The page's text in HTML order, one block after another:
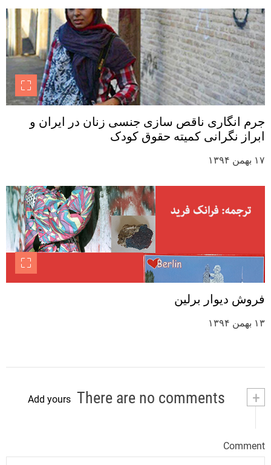
جرم انگاری ناقص سازی جنسی زنان در ایران و
ابراز نگرانی کمیته حقوق کودک
۱۷ بهمن ۱۳۹۴
فروش دیوار برلین
۱۳ بهمن ۱۳۹۴
+
Add yours
Comment